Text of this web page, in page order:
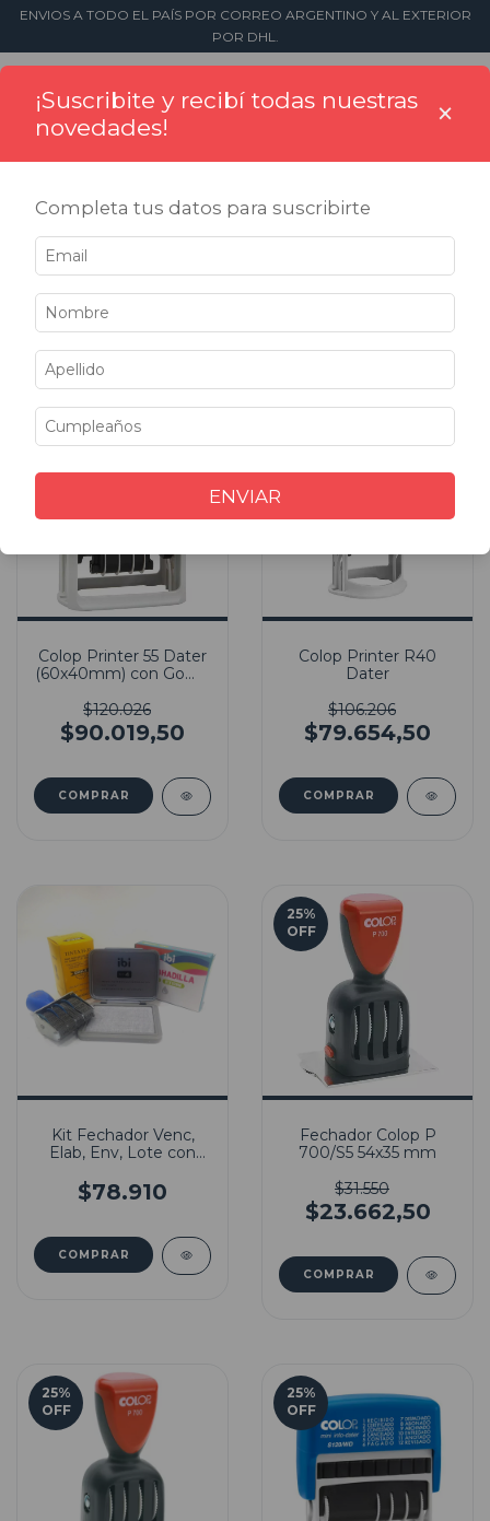
ENVIOS A TODO EL PAÍS POR CORREO ARGENTINO Y AL EXTERIOR
POR DHL.
Inicio > Sellos > Fechadores
Fechadores
Filtrar
25%
Colop Printer 55 Dater
(60x40mm) con Goma
$120.026
$90.019,50
Colop Printer R40
Dater
$106.206
$79.654,50
Kit Fechador Venc,
Elab, Env, Lote con
$78.910
25%
OFF
Fechador Colop P
700/S5 54x35 mm
$31.550
$23.662,50
25%
OFF
25%
OFF
¡Suscribite y recibí todas nuestras
novedades!
×
Completa tus datos para suscribirte
ENVIAR